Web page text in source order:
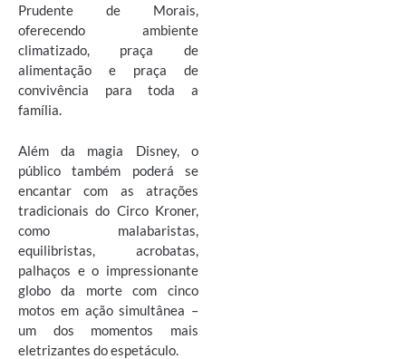
Prudente de Morais,
oferecendo ambiente
climatizado, praça de
alimentação e praça de
convivência para toda a
família.
Além da magia Disney, o
público também poderá se
encantar com as atrações
tradicionais do Circo Kroner,
como malabaristas,
equilibristas, acrobatas,
palhaços e o impressionante
globo da morte com cinco
motos em ação simultânea –
um dos momentos mais
eletrizantes do espetáculo.